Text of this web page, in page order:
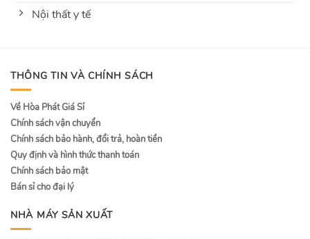
Nội thất y tế
THÔNG TIN VÀ CHÍNH SÁCH
Về Hòa Phát Giá Sỉ
Chính sách vận chuyển
Chính sách bảo hành, đổi trả, hoàn tiền
Quy định và hình thức thanh toán
Chính sách bảo mật
Bán sỉ cho đại lý
NHÀ MÁY SẢN XUẤT